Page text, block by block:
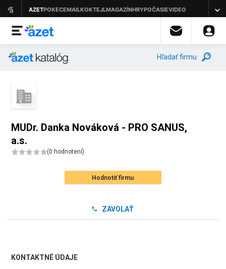
Hľadať firmu
MUDr. Danka Nováková - PRO SANUS,
a.s.
(0 hodnotení)
Hodnotiť firmu
ZAVOLAŤ
KONTAKTNÉ ÚDAJE